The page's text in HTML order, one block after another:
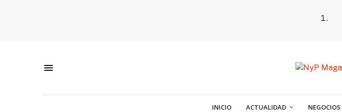
INICIO ACTUALIDAD NEGOCIOS